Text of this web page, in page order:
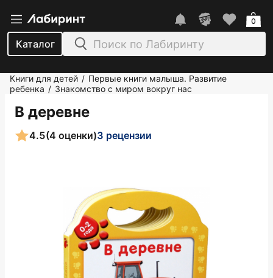
Каталог
0
Книги для детей / Первые книги малыша. Развитие
ребенка / Знакомство с миром вокруг нас
В деревне
4.5(4 оценки)3 рецензии